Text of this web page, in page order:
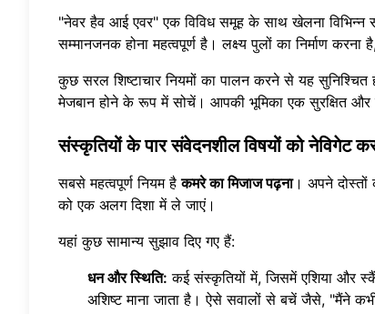
"नेवर हैव आई एवर" एक विविध समूह के साथ खेलना विभिन्न
सम्मानजनक होना महत्वपूर्ण है। लक्ष्य पुलों का निर्माण
कुछ सरल शिष्टाचार नियमों का पालन करने से यह
मेजबान होने के रूप में सोचें। आपकी भूमिका एक सुरक्षित और
संस्कृतियों के पार संवेदनशील विषयों को नेविगेट
सबसे महत्वपूर्ण नियम हैकमरे का मिजाज पढ़ना। अपने दोस्तों
को एक अलग दिशा में ले जाएं।
यहां कुछ सामान्य सुझाव दिए गए हैं:
धन और स्थिति: कई संस्कृतियों में, जिसमें एशिया और
अशिष्ट माना जाता है। ऐसे सवालों से बचें जैसे, "मैंने